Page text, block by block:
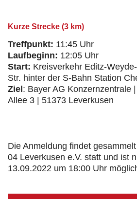
Kurze Strecke (3 km)
Treffpunkt: 11:45 Uhr
Laufbeginn: 12:05 Uhr
Start: Kreisverkehr Editz-
Str. hinter der S-Bahn Station
Ziel : Bayer AG Konzernzentrale
Allee 3 | 51373 Leverkusen
Die Anmeldung findet
04 Leverkusen e.V. statt und ist
13.09.2022 um 18:00 Uhr